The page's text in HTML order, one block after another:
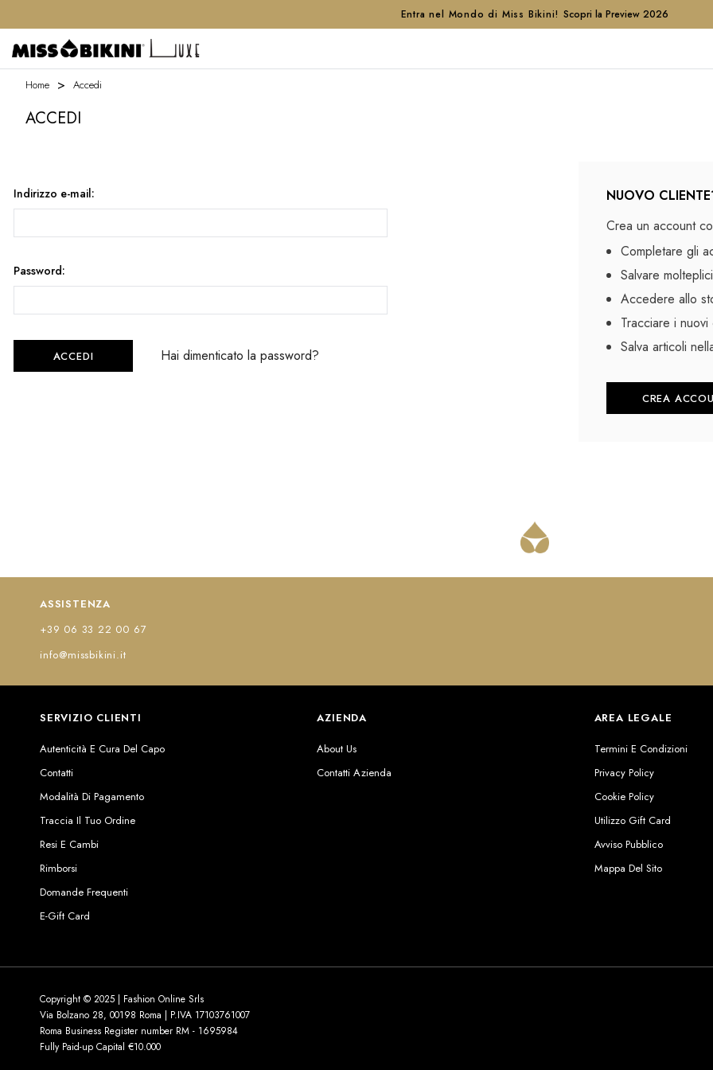
Entra nel Mondo di Miss Bikini! Scopri la Preview 2026
Home Accedi
ACCEDI
Indirizzo e-mail:
Password:
Hai dimenticato la password?
NUOVO
Crea un account
Completare gli
Salvare
Accedere allo
Tracciare i
Salva articoli
CREA
ASSISTENZA
+39 06 33 22 00 67
info@missbikini.it
SERVIZIO CLIENTI
Autenticità E Cura Del Capo
Contatti
Modalità Di Pagamento
Traccia Il Tuo Ordine
Resi E Cambi
Rimborsi
Domande Frequenti
E-Gift Card
AZIENDA
About Us
Contatti Azienda
AREA LEGALE
Termini E Condizioni
Privacy Policy
Cookie Policy
Utilizzo Gift Card
Avviso Pubblico
Mappa Del Sito
Copyright © 2025 | Fashion Online Srls
Via Bolzano 28, 00198 Roma | P.IVA 17103761007
Roma Business Register number RM - 1695984
Fully Paid-up Capital €10.000